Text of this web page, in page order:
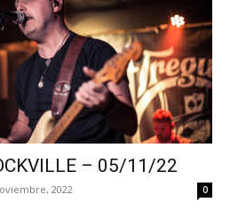
– 05/11/22
2022 0